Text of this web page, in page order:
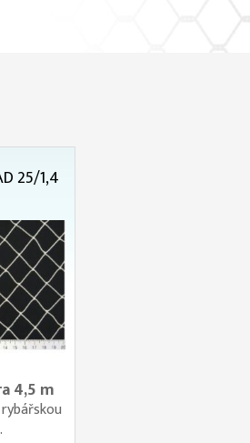
25/1,4
4,5 m